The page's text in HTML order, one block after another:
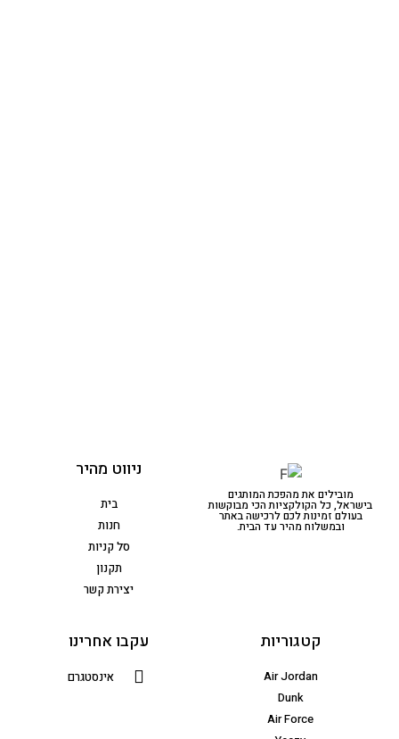
מובילים את מהפכת המותגים
בישראל, כל הקולקציות הכי מבוקשות
בעולם זמינות לכם לרכישה באתר
ובמשלוח מהיר עד הבית.
ניווט מהיר
בית
חנות
סל קניות
תקנון
יצירת קשר
קטגוריות
Air Jordan
Dunk
Air Force
עקבו אחרינו
אינסטגרם